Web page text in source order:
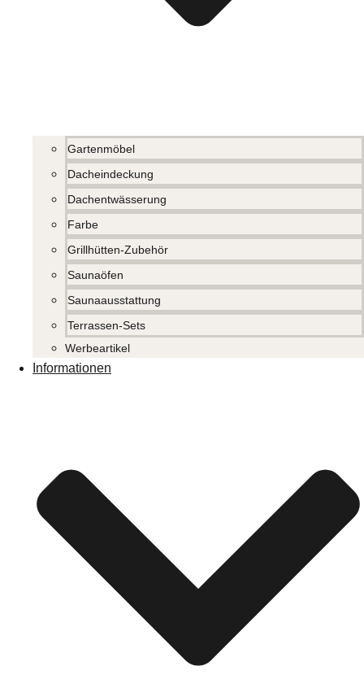
Gartenmöbel
Dacheindeckung
Dachentwässerung
Farbe
Grillhütten-Zubehör
Saunaöfen
Saunaausstattung
Terrassen-Sets
Werbeartikel
Informationen